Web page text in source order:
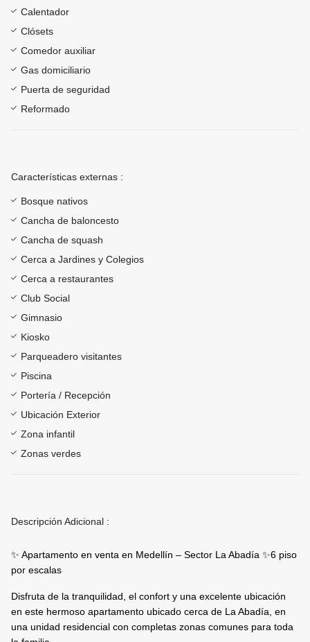
Calentador
Clósets
Comedor auxiliar
Gas domiciliario
Puerta de seguridad
Reformado
Características externas :
Bosque nativos
Cancha de baloncesto
Cancha de squash
Cerca a Jardines y Colegios
Cerca a restaurantes
Club Social
Gimnasio
Kiosko
Parqueadero visitantes
Piscina
Portería / Recepción
Ubicación Exterior
Zona infantil
Zonas verdes
Descripción Adicional :
✨ Apartamento en venta en Medellín – Sector La Abadía ✨6 piso
por escalas
Disfruta de la tranquilidad, el confort y una excelente ubicación
en este hermoso apartamento ubicado cerca de La Abadía, en
una unidad residencial con completas zonas comunes para toda